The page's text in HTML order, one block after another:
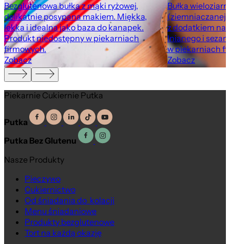
Bezglutenowa bułka z mąki ryżowej,
delikatnie posypana makiem. Miękka,
lekka i idealna jako baza do kanapek.
Produkt niedostępny w piekarniach
firmowych.
Zobacz
Bułka
(ziemniaczanej,
z dodatkiem
lnianego i
w piekarniach
Zobacz
Piekarnie Cukiernie Putka
Putka
Putka Bez Glutenu
Nasze Produkty
Pieczywo
Cukiernictwo
Od śniadania do kolacji
Menu śniadaniowe
Produkty bezglutenowe
Tort na każdą okazję